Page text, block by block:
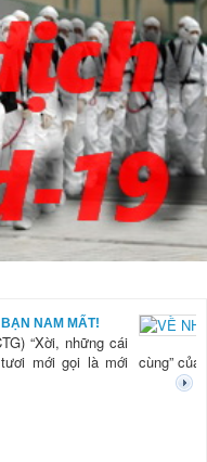
MẸ BẠN NAM MẤT!
(NCTG) “Xời, những cái
tươi mới gọi là mới